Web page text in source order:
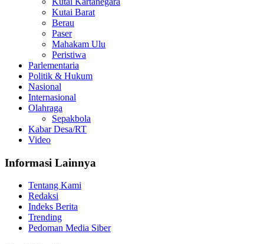
Kutai Barat
Berau
Paser
Mahakam Ulu
Peristiwa
Parlementaria
Politik & Hukum
Nasional
Internasional
Olahraga
Sepakbola
Kabar Desa/RT
Video
Informasi Lainnya
Tentang Kami
Redaksi
Indeks Berita
Trending
Pedoman Media Siber